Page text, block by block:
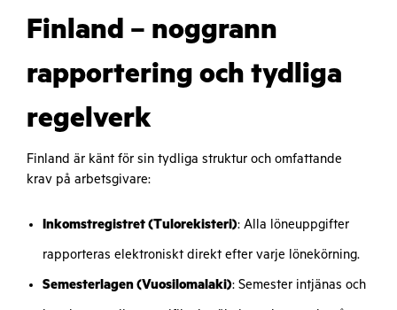
Finland – noggrann
rapportering och tydliga
regelverk
Finland är känt för sin tydliga struktur och omfattande
krav på arbetsgivare:
Inkomstregistret (Tulorekisteri): Alla löneuppgifter
rapporteras elektroniskt direkt efter varje lönekörning.
Semesterlagen (Vuosilomalaki): Semester intjänas och